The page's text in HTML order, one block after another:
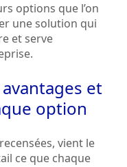
options que l’on
une solution qui
et serve
et
option
vient le
ce que chaque